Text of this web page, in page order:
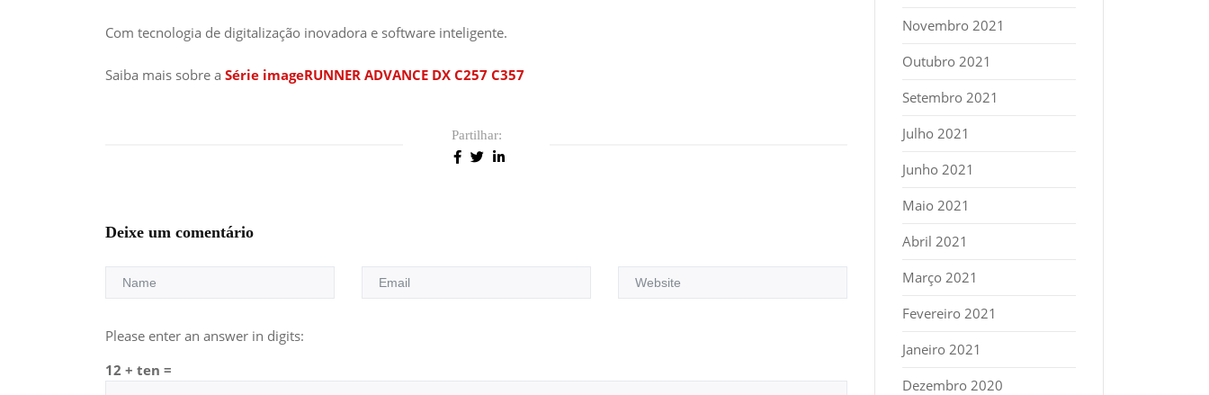
Com tecnologia de digitalização inovadora e software inteligente.
Saiba mais sobre a Série imageRUNNER ADVANCE DX C257 C357
Partilhar:
Deixe um comentário
Please enter an answer in digits:
12 + ten =
Novembro 2021
Outubro 2021
Setembro 2021
Julho 2021
Junho 2021
Maio 2021
Abril 2021
Março 2021
Fevereiro 2021
Janeiro 2021
Dezembro 2020